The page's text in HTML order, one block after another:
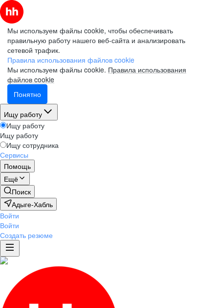
Мы используем файлы cookie, чтобы обеспечивать
правильную работу нашего веб-сайта и анализировать
сетевой трафик.
Правила использования файлов cookie
Мы используем файлы cookie. Правила использования
файлов cookie
Понятно
Ищу работу
Ищу работу
Ищу работу
Ищу сотрудника
Сервисы
Помощь
Ещё
Поиск
Адыге-Хабль
Войти
Войти
Создать резюме